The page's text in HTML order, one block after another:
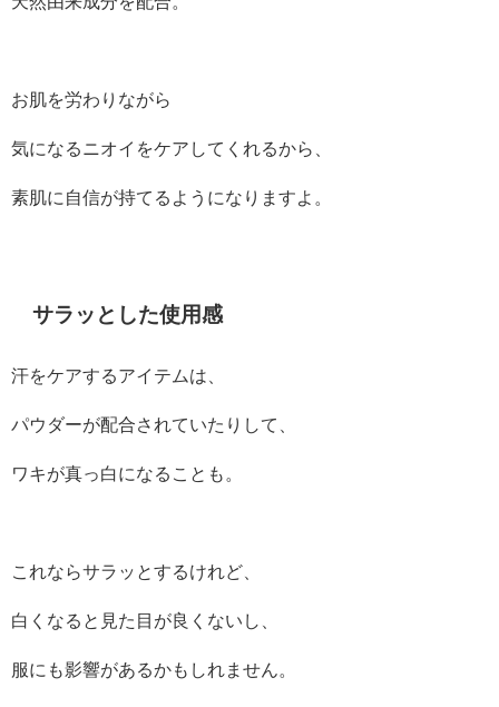
お肌を労わりながら
気になるニオイをケアしてくれるから、
素肌に自信が持てるようになりますよ。
サラッとした使用感
汗をケアするアイテムは、
パウダーが配合されていたりして、
ワキが真っ白になることも。
これならサラッとするけれど、
白くなると見た目が良くないし、
服にも影響があるかもしれません。